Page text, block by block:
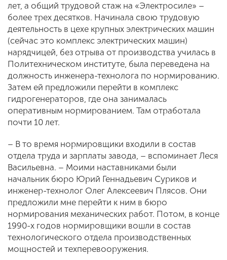
лет, а общий трудовой стаж на «Электросиле» –
более трех десятков. Начинала свою трудовую
деятельность в цехе крупных электрических машин
(сейчас это комплекс электрических машин)
нарядчицей, без отрыва от производства училась в
Политехническом институте, была переведена на
должность инженера-технолога по нормированию.
Затем ей предложили перейти в комплекс
гидрогенераторов, где она занималась
оперативным нормированием. Там отработала
почти 10 лет.
– В то время нормировщики входили в состав
отдела труда и зарплаты завода, – вспоминает Леся
Васильевна. – Моими наставниками были
начальник бюро Юрий Геннадьевич Суриков и
инженер-технолог Олег Алексеевич Плясов. Они
предложили мне перейти к ним в бюро
нормирования механических работ. Потом, в конце
1990-х годов нормировщики вошли в состав
технологического отдела производственных
мощностей и техперевооружения.